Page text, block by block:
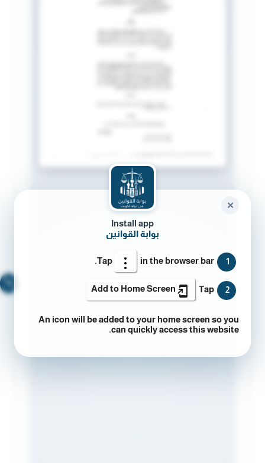
Install app
بوابة القوانين
1
Tap in the browser bar.
2
Tap
Add to Home Screen
An icon will be added to your home screen so you
can quickly access this website.
✕